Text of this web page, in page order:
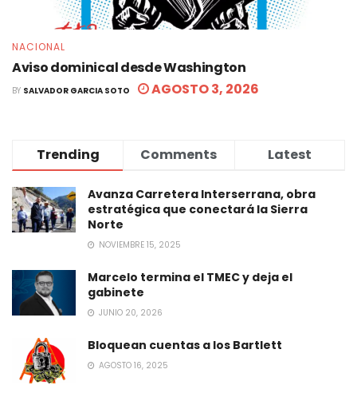
NACIONAL
Aviso dominical desde Washington
BY SALVADOR GARCIA SOTO AGOSTO 3, 2026
Trending Comments Latest
Avanza Carretera Interserrana, obra
estratégica que conectará la Sierra
Norte
NOVIEMBRE 15, 2025
Marcelo termina el TMEC y deja el
gabinete
JUNIO 20, 2026
Bloquean cuentas a los Bartlett
AGOSTO 16, 2025